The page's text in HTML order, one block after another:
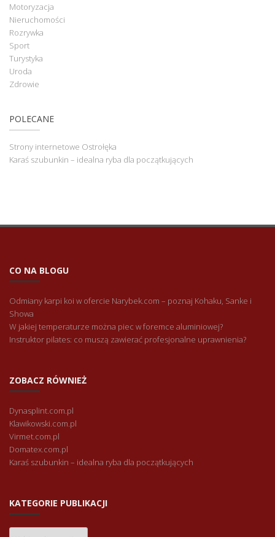
Motoryzacja
Nieruchomości
Rozrywka
Sport
Turystyka
Uroda
Zdrowie
POLECANE
Strony internetowe Ostrołęka
Karaś szubunkin – idealna ryba dla początkujących
CO NA BLOGU
Odmiany karpi koi w ofercie Narybek.com – poznaj Kohaku, Sanke i
Showa
W jakiej temperaturze można piec w foremce aluminiowej?
Instruktor pilates: co muszą zawierać profesjonalne uprawnienia?
ZOBACZ RÓWNIEŻ
Dynasplint.com.pl
Klawikowski.com.pl
Virmet.com.pl
Domatex.com.pl
Karaś szubunkin – idealna ryba dla początkujących
KATEGORIE PUBLIKACJI